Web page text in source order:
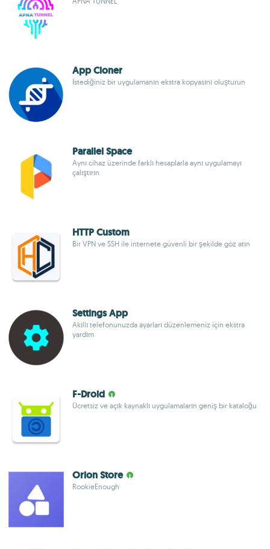
App Cloner
İstediğiniz bir uygulamanın ekstra kopyasını oluşturun
Parallel Space
Aynı cihaz üzerinde farklı hesaplarla aynı uygulamayı
çalıştırın
HTTP Custom
Bir VPN ve SSH ile internete güvenli bir şekilde göz atın
Settings App
Akıllı telefonunuzda ayarları düzenlemeniz için ekstra
yardım
F-Droid
Ücretsiz ve açık kaynaklı uygulamaların geniş bir kataloğu
Orion Store
RookieEnough